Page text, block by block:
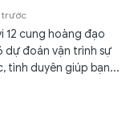
trước
12 cung hoàng đạo
dự đoán vận trình sự
tình duyên giúp bạn...